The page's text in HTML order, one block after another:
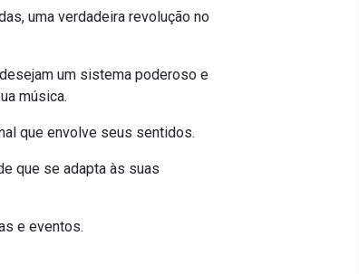
uma verdadeira revolução no
um sistema poderoso e
música.
que envolve seus sentidos.
que se adapta às suas
e eventos.